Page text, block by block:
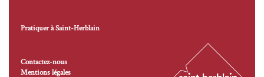
Pratiquer à Saint-Herblain
Contactez-nous
Mentions légales